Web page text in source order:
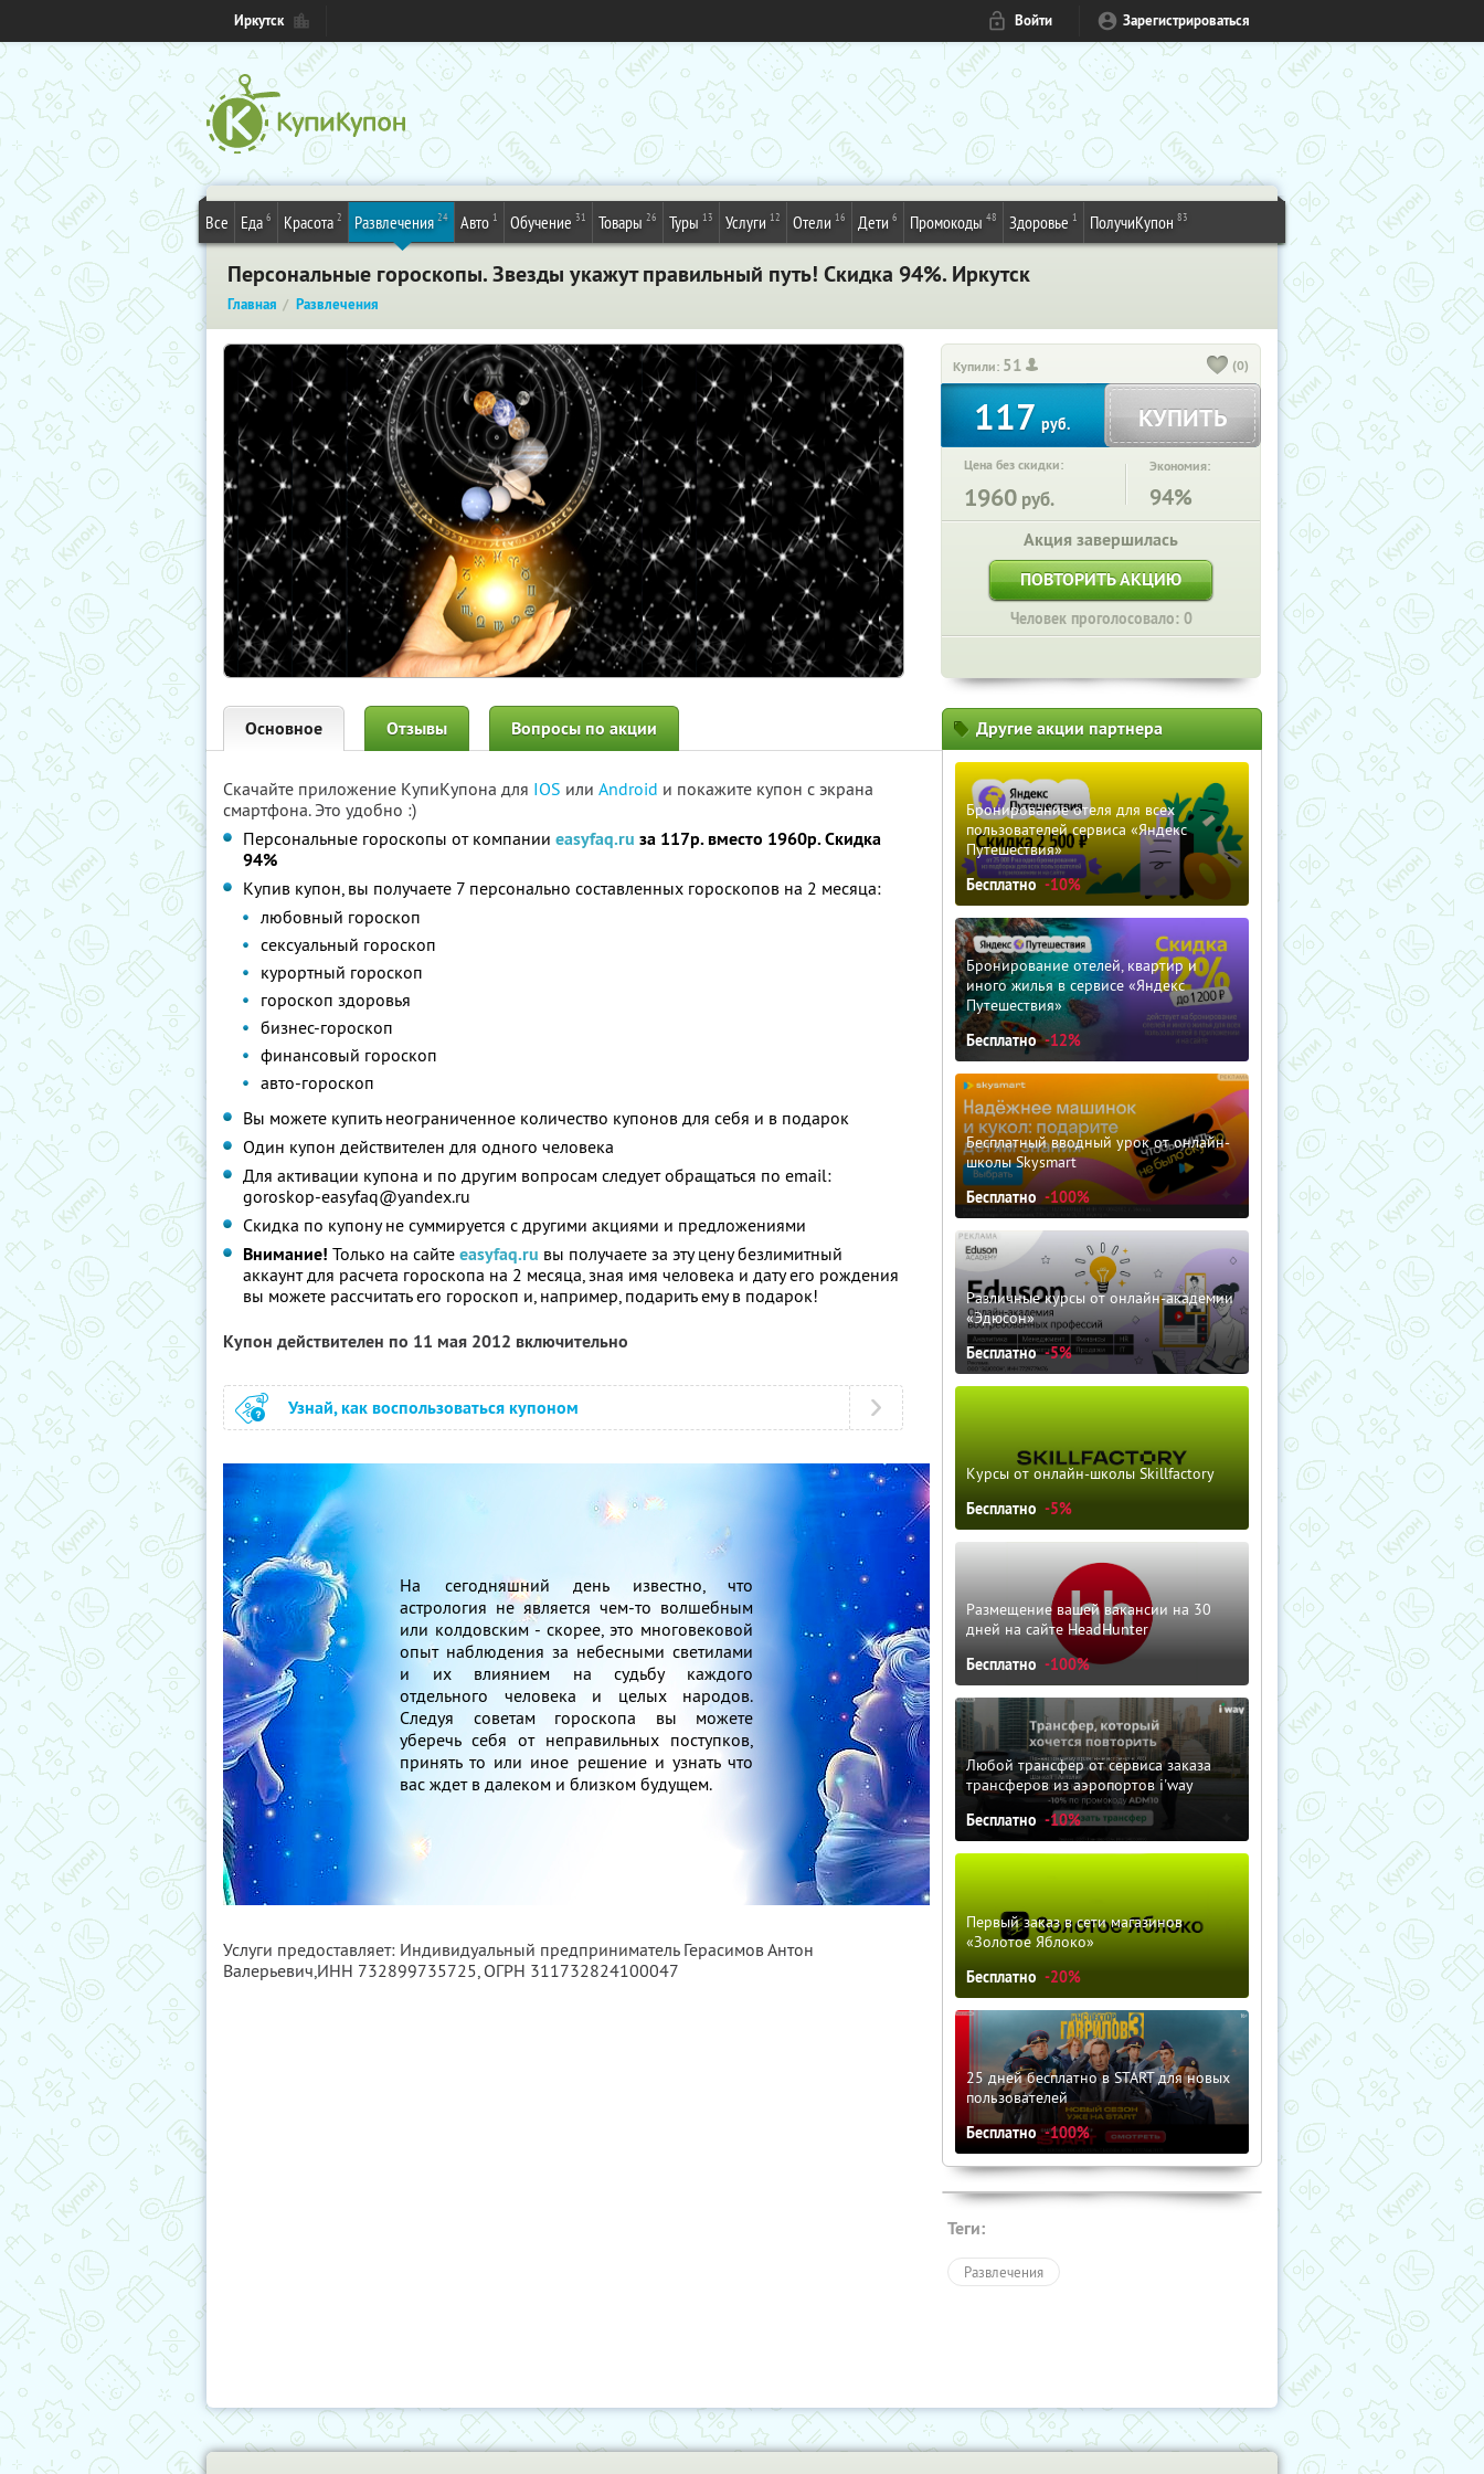
Иркутск Войти Зарегистрироваться
Все Еда 6 Красота 2 Развлечения 24 Авто 1 Обучение 31 Товары 26 Туры 13 Услуги 12 Отели 16 Дети 6 Промокоды 48 Здоровье 1 ПолучиКупон 83
Персональные гороскопы. Звезды укажут правильный путь! Скидка 94%. Иркутск
Главная Развлечения
Купили: 51 (0)
117 руб. КУПИТЬ
Цена без скидки:
1960 руб.
Экономия:
94%
Акция завершилась
ПОВТОРИТЬ АКЦИЮ
Человек проголосовало: 0
Основное Отзывы Вопросы по акции
Скачайте приложение КупиКупона для IOS или Android и покажите купон с экрана
смартфона. Это удобно :)
Персональные гороскопы от компании easyfaq.ru за 117р. вместо 1960р. Скидка
94%
Купив купон, вы получаете 7 персонально составленных гороскопов на 2 месяца:
любовный гороскоп
сексуальный гороскоп
курортный гороскоп
гороскоп здоровья
бизнес-гороскоп
финансовый гороскоп
авто-гороскоп
Вы можете купить неограниченное количество купонов для себя и в подарок
Один купон действителен для одного человека
Для активации купона и по другим вопросам следует обращаться по email:
goroskop-easyfaq@yandex.ru
Скидка по купону не суммируется с другими акциями и предложениями
Внимание! Только на сайте easyfaq.ru вы получаете за эту цену безлимитный
аккаунт для расчета гороскопа на 2 месяца, зная имя человека и дату его рождения
вы можете рассчитать его гороскоп и, например, подарить ему в подарок!
Купон действителен по 11 мая 2012 включительно
Узнай, как воспользоваться купоном
На сегодняшний день известно, что
астрология не является чем-то волшебным
или колдовским - скорее, это многовековой
опыт наблюдения за небесными светилами
и их влиянием на судьбу каждого
отдельного человека и целых народов.
Следуя советам гороскопа вы можете
уберечь себя от неправильных поступков,
принять то или иное решение и узнать что
вас ждет в далеком и близком будущем.
Услуги предоставляет: Индивидуальный предприниматель Герасимов Антон
Валерьевич,ИНН 732899735725, ОГРН 311732824100047
Другие акции партнера
Бронирование отеля для всех
пользователей сервиса «Яндекс
Путешествия»
Бесплатно -10%
Бронирование отелей, квартир и
иного жилья в сервисе «Яндекс
Путешествия»
Бесплатно -12%
Бесплатный вводный урок от онлайн-
школы Skysmart
Бесплатно -100%
Различные курсы от онлайн-академии
«Эдюсон»
Бесплатно -5%
Курсы от онлайн-школы Skillfactory
Бесплатно -5%
Размещение вашей вакансии на 30
дней на сайте HeadHunter
Бесплатно -100%
Любой трансфер от сервиса заказа
трансферов из аэропортов i'way
Бесплатно -10%
Первый заказ в сети магазинов
«Золотое Яблоко»
Бесплатно -20%
25 дней бесплатно в START для новых
пользователей
Бесплатно -100%
Теги:
Развлечения